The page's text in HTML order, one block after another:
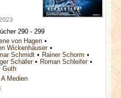
290 - 299
von Hagen
Wickenhäuser
Schmidt
Rainer Schorm
Schäfer
Roman Schleifer
Guth
A Medien